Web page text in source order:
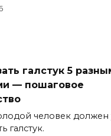
галстук 5
— пошаговое
человек должен
галстук.